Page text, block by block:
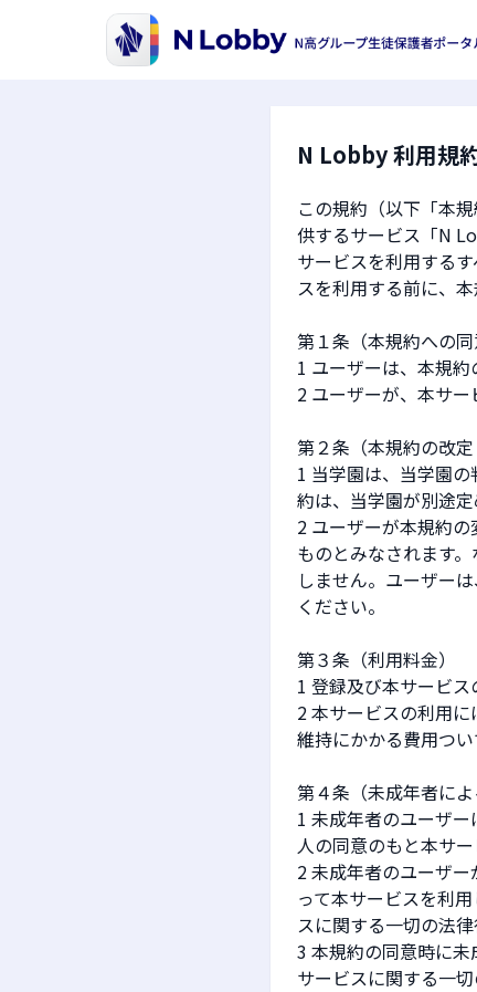
N Lobby 利用規
この規約（以下「本
供するサービス「N
サービスを利用する
スを利用する前に、
第１条（本規約への同
1 ユーザーは、本規約
2 ユーザーが、本サー
第２条（本規約の改定
1 当学園は、当学園
約は、当学園が別途
2 ユーザーが本規約
ものとみなされます
しません。ユーザー
ください。
第３条（利用料金）
1 登録及び本サービス
2 本サービスの利用
維持にかかる費用つい
第４条（未成年者によ
1 未成年者のユーザ
人の同意のもと本サ
2 未成年者のユーザ
って本サービスを利
スに関する一切の法
3 本規約の同意時に
サービスに関する一